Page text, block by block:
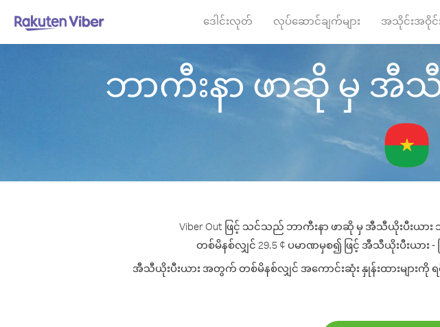
ဒေါင်းလုတ် လုပ်ဆောင်ချက်များ အသိုင်းအဝိုင်း
ဘာကီးနာ ဖာဆို မှ အီသီ
Viber Out ဖြင့် သင်သည် ဘာကီးနာ ဖာဆို မှ အီသီယိုးပီးယာ
တစ်မိနစ်လျှင် 29.5 ¢ ပမာဏမှစ၍ ဖြင့် အီသီယိုးပီးယာ
အီသီယိုးပီးယား အတွက် တစ်မိနစ်လျှင် အကောင်းဆုံး နှုန်းထားများ